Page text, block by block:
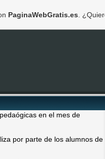
en el mes de
por parte de los alumnos de
PaginaWebGratis.es .